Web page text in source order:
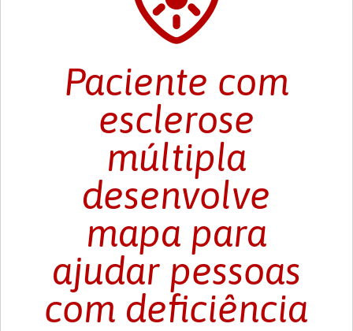
Paciente com
esclerose
múltipla
desenvolve
mapa para
ajudar pessoas
com deficiência